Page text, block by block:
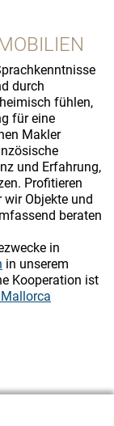
durch
fühlen,
für eine
Makler
und Erfahrung,
Profitieren
wir Objekte und
beraten
in
in unserem
Kooperation ist